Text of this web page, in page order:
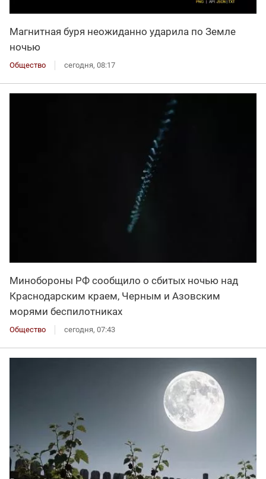
Магнитная буря неожиданно ударила по Земле
ночью
Общество сегодня, 08:17
Минобороны РФ сообщило о сбитых ночью над
Краснодарским краем, Черным и Азовским
морями беспилотниках
Общество сегодня, 07:43